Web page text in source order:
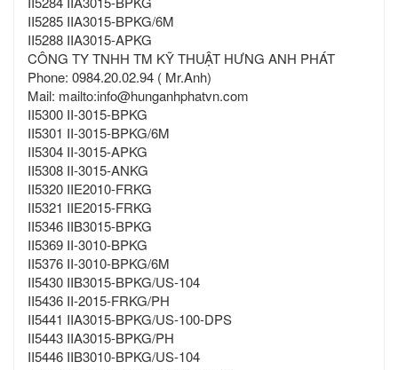
II5285 IIA3015-BPKG/6M
II5288 IIA3015-APKG
CÔNG TY TNHH TM KỸ THUẬT HƯNG ANH PHÁT
Phone: 0984.20.02.94 ( Mr.Anh)
Mail: mailto:info@hunganhphatvn.com
II5300 II-3015-BPKG
II5301 II-3015-BPKG/6M
II5304 II-3015-APKG
II5308 II-3015-ANKG
II5320 IIE2010-FRKG
II5321 IIE2015-FRKG
II5346 IIB3015-BPKG
II5369 II-3010-BPKG
II5376 II-3010-BPKG/6M
II5430 IIB3015-BPKG/US-104
II5436 II-2015-FRKG/PH
II5441 IIA3015-BPKG/US-100-DPS
II5443 IIA3015-BPKG/PH
II5446 IIB3010-BPKG/US-104